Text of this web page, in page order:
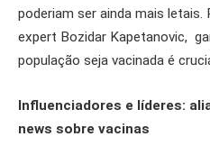
poderiam ser ainda mais
expert Bozidar Kapetanovic,
população seja vacinada é
Influenciadores e líderes:
news sobre vacinas